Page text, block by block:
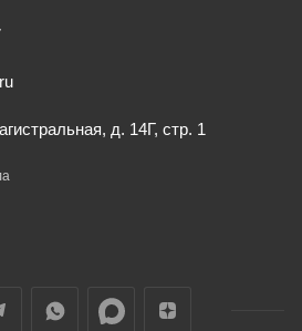
д. 14Г, стр. 1